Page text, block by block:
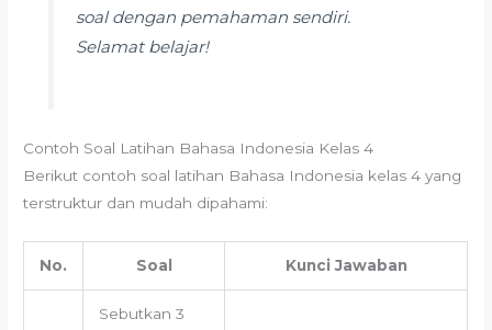
soal dengan pemahaman sendiri.
Selamat belajar!
Contoh Soal Latihan Bahasa Indonesia Kelas 4
Berikut contoh soal latihan Bahasa Indonesia kelas 4 yang
terstruktur dan mudah dipahami:
No. Soal Kunci Jawaban
Sebutkan 3